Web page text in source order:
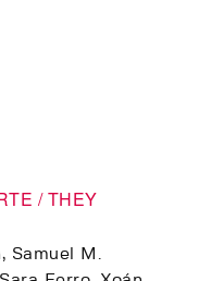
/ THEY
Samuel M.